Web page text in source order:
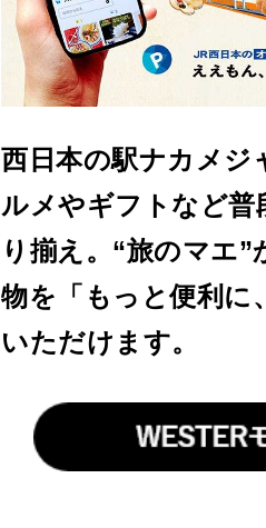
西日本の駅ナカメジ
ルメやギフトなど普
り揃え。“旅のマエ
物を「もっと便利に
いただけます。